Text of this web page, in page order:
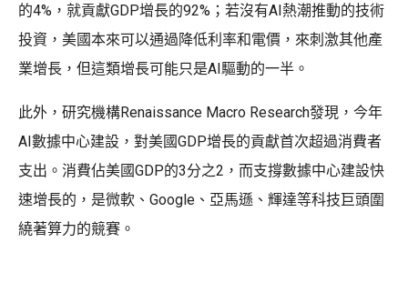
的4%，就貢獻GDP增長的92%；若沒有AI熱潮推動的技術
投資，美國本來可以通過降低利率和電價，來刺激其他產
業增長，但這類增長可能只是AI驅動的一半。
此外，研究機構Renaissance Macro Research發現，今年
AI數據中心建設，對美國GDP增長的貢獻首次超過消費者
支出。消費佔美國GDP的3分之2，而支撐數據中心建設快
速增長的，是微軟、Google、亞馬遜、輝達等科技巨頭圍
繞著算力的競賽。